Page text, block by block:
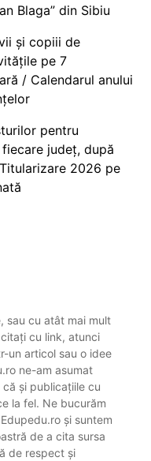
Blaga” din Sibiu
și copiii de
pe 7
/ Calendarul anului
pentru
județ, după
2026 pe
sau cu atât mai mult
cu link, atunci
un articol sau o idee
ne-am asumat
și publicațiile cu
la fel. Ne bucurăm
și suntem
de a cita sursa
de respect și